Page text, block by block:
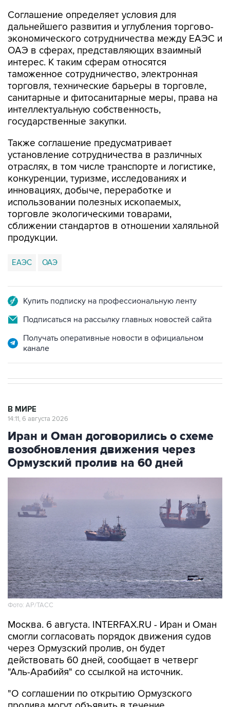
Соглашение определяет условия для
дальнейшего развития и углубления торгово-
экономического сотрудничества между ЕАЭС и
ОАЭ в сферах, представляющих взаимный
интерес. К таким сферам относятся
таможенное сотрудничество, электронная
торговля, технические барьеры в торговле,
санитарные и фитосанитарные меры, права на
интеллектуальную собственность,
государственные закупки.
Также соглашение предусматривает
установление сотрудничества в различных
отраслях, в том числе транспорте и логистике,
конкуренции, туризме, исследованиях и
инновациях, добыче, переработке и
использовании полезных ископаемых,
торговле экологическими товарами,
сближении стандартов в отношении халяльной
продукции.
ЕАЭС ОАЭ
Купить подписку на профессиональную ленту
Подписаться на рассылку главных новостей сайта
Получать оперативные новости в официальном
канале
В МИРЕ
14:11, 6 августа 2026
Иран и Оман договорились о схеме
возобновления движения через
Ормузский пролив на 60 дней
Фото: AP/ТАСС
Москва. 6 августа. INTERFAX.RU - Иран и Оман
смогли согласовать порядок движения судов
через Ормузский пролив, он будет
действовать 60 дней, сообщает в четверг
"Аль-Арабийя" со ссылкой на источник.
"О соглашении по открытию Ормузского